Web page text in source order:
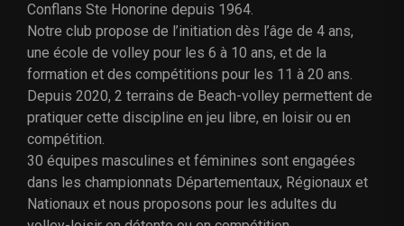
Conflans Ste Honorine depuis 1964.
Notre club propose de l’initiation dès l’âge de 4 ans,
une école de volley pour les 6 à 10 ans, et de la
formation et des compétitions pour les 11 à 20 ans.
Depuis 2020, 2 terrains de Beach-volley permettent de
pratiquer cette discipline en jeu libre, en loisir ou en
compétition.
30 équipes masculines et féminines sont engagées
dans les championnats Départementaux, Régionaux et
Nationaux et nous proposons pour les adultes du